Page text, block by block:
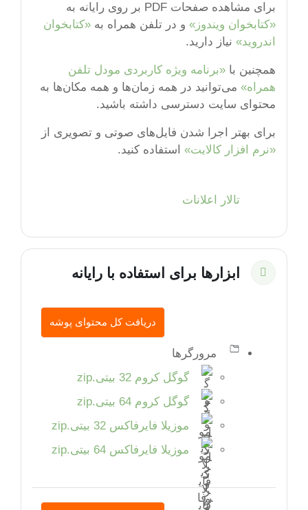
برای مشاهده صفحات PDF بر روی رایانه به
«کتابخوان ویندوز» و در تلفن همراه به «کتابخوان
اندروید» نیاز دارید.
همچنین با «برنامه ویژه کاربردی مودل تلفن
همراه» می‌توانید در همه زمان‌ها و همه مکان‌ها به
محتوای سایت دسترسی داشته باشید.
برای بهتر اجرا شدن فایل‌های صوتی و تصویری از
«نرم افزار کالایت» استفاده کنید.
تالار اعلانات
جمع‌کردنابزارها برای استفاده با رایانه
دریافت کل محتوای پوشه
مرورگرها
گوگل کروم 32 بیتی.zip
گوگل کروم 64 بیتی.zip
موزیلا فایرفاکس 32 بیتی.zip
موزیلا فایرفاکس 64 بیتی.zip